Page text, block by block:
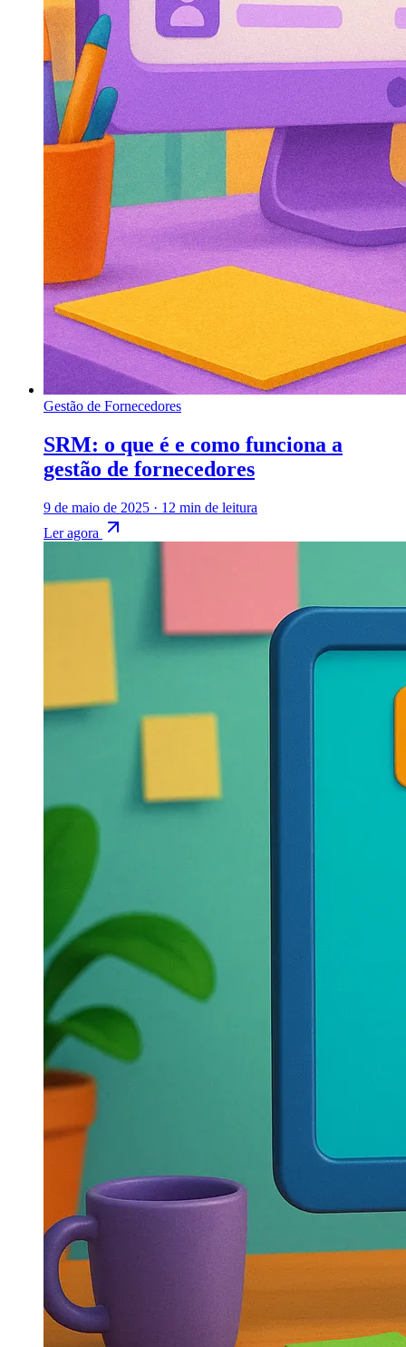
Gestão de Fornecedores
SRM: o que é e como funciona a
gestão de fornecedores
9 de maio de 2025 · 12 min de leitura
Ler agora